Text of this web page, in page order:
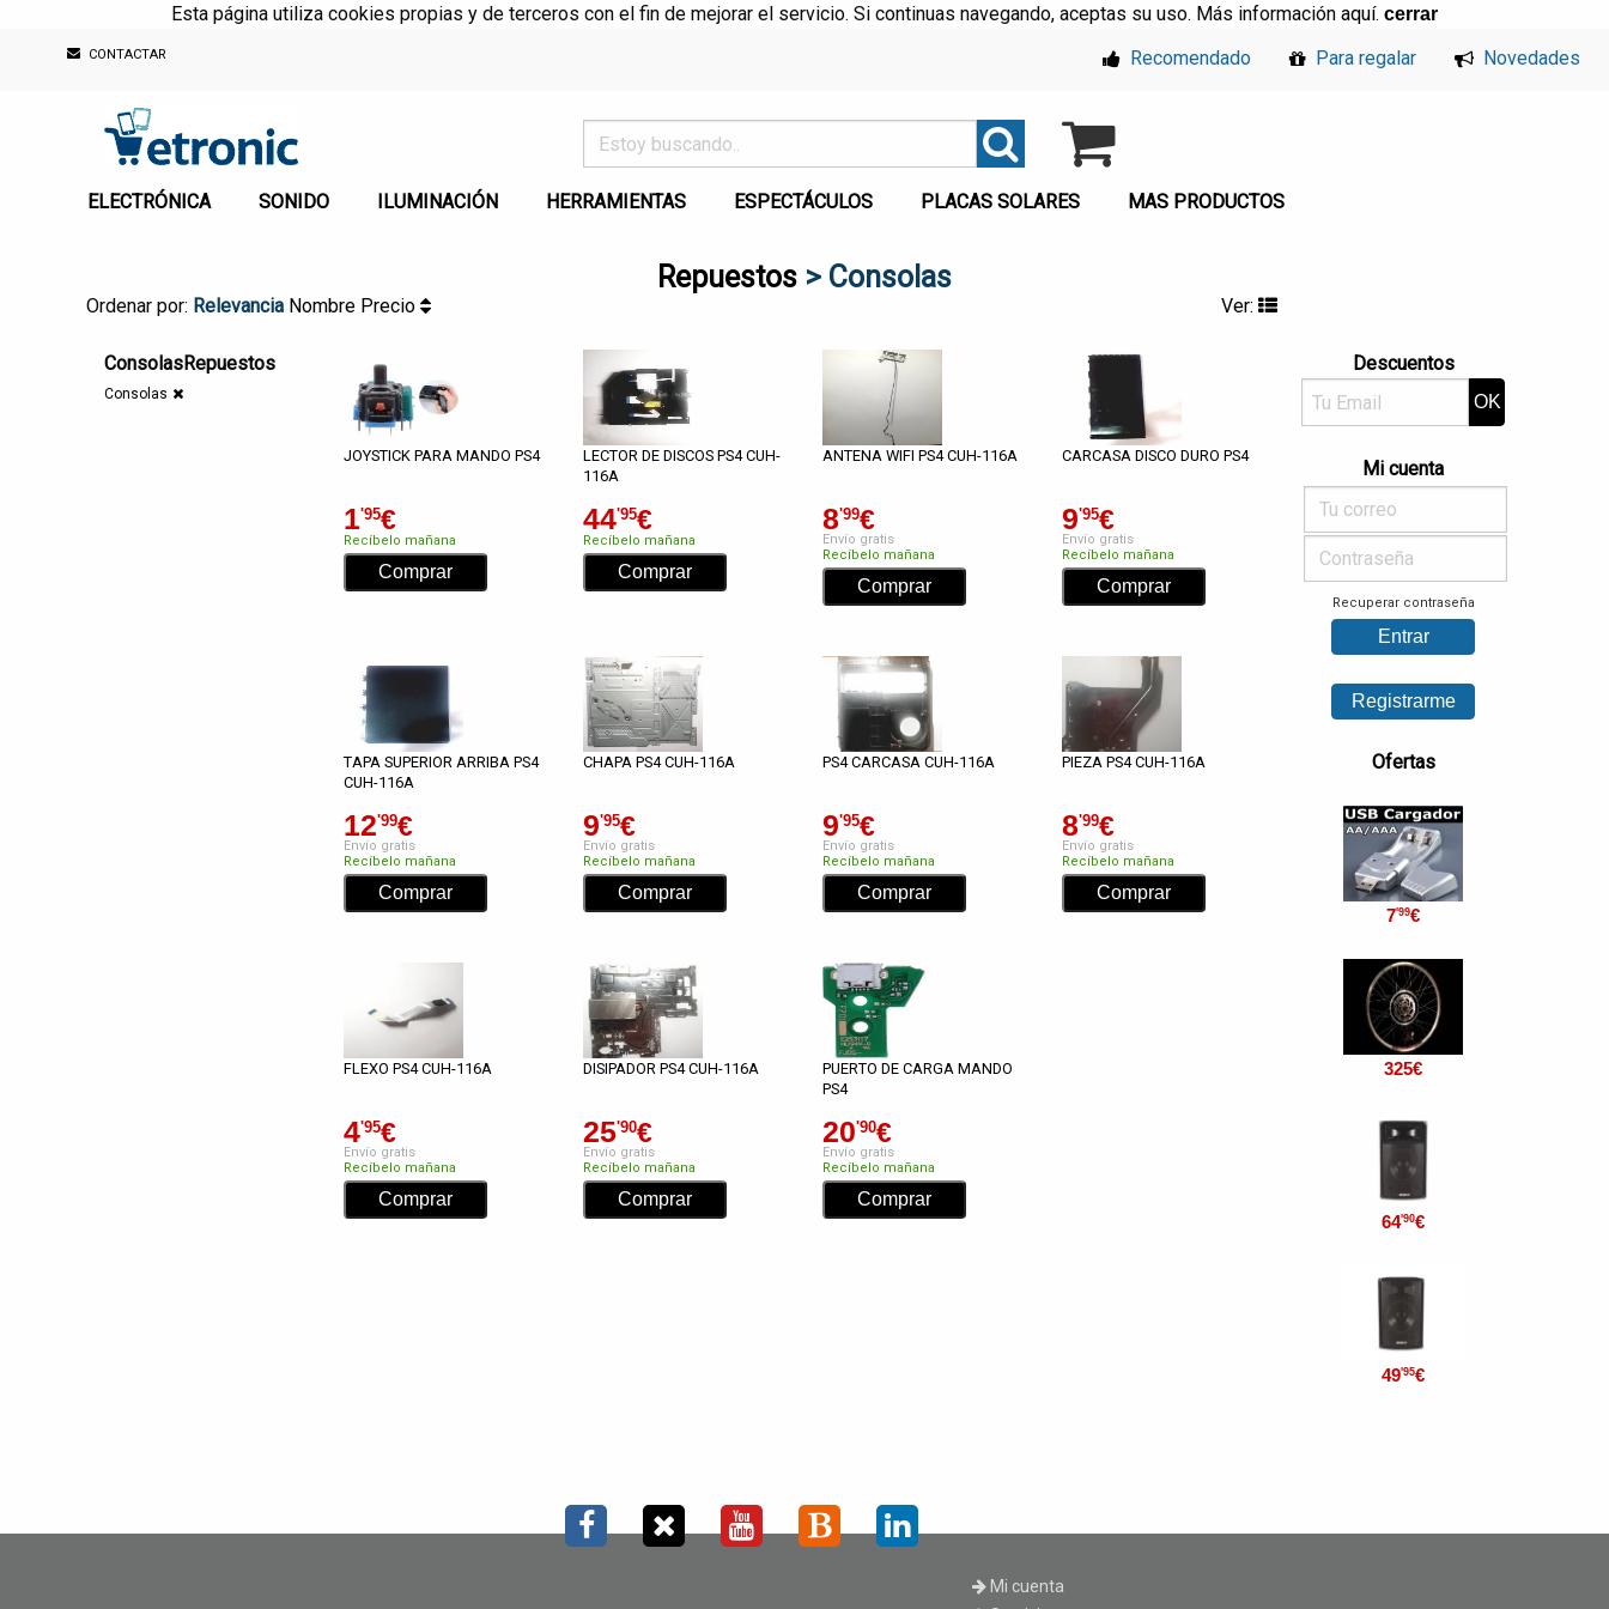
Esta página utiliza cookies propias y de terceros con el fin de mejorar el servicio. Si continuas navegando, aceptas su uso. Más información aquí. cerrar
CONTACTAR Recomendado Para regalar Novedades
ELECTRÓNICA SONIDO ILUMINACIÓN HERRAMIENTAS ESPECTÁCULOS PLACAS SOLARES MAS PRODUCTOS
Repuestos > Consolas
Ordenar por: Relevancia Nombre Precio Ver:
ConsolasRepuestos
Consolas
JOYSTICK PARA MANDO PS4
1'95€
Recíbelo mañana
LECTOR DE DISCOS PS4 CUH-
116A
44'95€
Recíbelo mañana
ANTENA WIFI PS4 CUH-116A
8'99€
Envío gratis
Recíbelo mañana
CARCASA DISCO DURO PS4
9'95€
Envío gratis
Recíbelo mañana
TAPA SUPERIOR ARRIBA PS4
CUH-116A
12'99€
Envío gratis
Recíbelo mañana
CHAPA PS4 CUH-116A
9'95€
Envío gratis
Recíbelo mañana
PS4 CARCASA CUH-116A
9'95€
Envío gratis
Recíbelo mañana
PIEZA PS4 CUH-116A
8'99€
Envío gratis
Recíbelo mañana
FLEXO PS4 CUH-116A
4'95€
Envío gratis
Recíbelo mañana
DISIPADOR PS4 CUH-116A
25'90€
Envío gratis
Recíbelo mañana
PUERTO DE CARGA MANDO
PS4
20'90€
Envío gratis
Recíbelo mañana
Descuentos
Mi cuenta
Recuperar contraseña
Ofertas
7'99€
325€
64'90€
49'95€
Mi cuenta